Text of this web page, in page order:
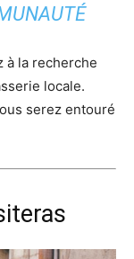
à la recherche
locale.
serez entouré